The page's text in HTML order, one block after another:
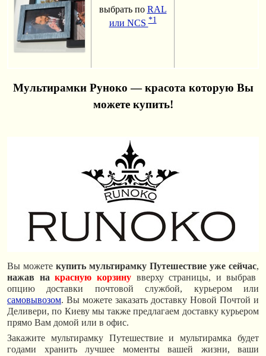
выбрать по RAL
или NCS*1
Мультирамки Руноко — красота которую Вы
можете купить!
Вы можете купить мультирамку Путешествие уже сейчас,
нажав накрасную корзинувверху страницы, и выбрав
опцию доставки почтовой службой, курьером или
самовывозом. Вы можете заказать доставку Новой Почтой и
Деливери, по Киеву мы также предлагаем доставку курьером
прямо Вам домой или в офис.
Закажите мультирамку Путешествие и мультирамка будет
годами хранить лучшее моменты вашей жизни, ваши